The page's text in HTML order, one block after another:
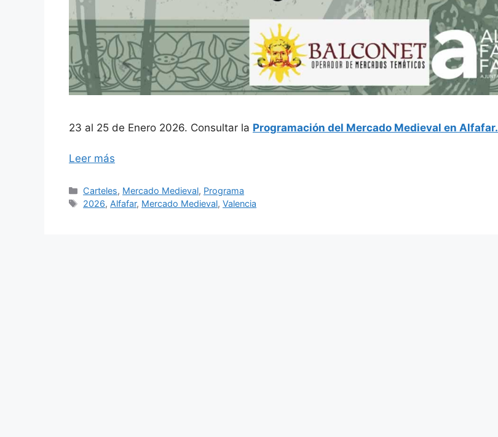
23 al 25 de Enero 2026. Consultar la Programación del Mercado Medieval en Alfafar.
Leer más
Categorías
Carteles, Mercado Medieval, Programa
Etiquetas
2026, Alfafar, Mercado Medieval,Valencia